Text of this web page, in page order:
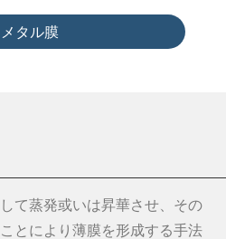
タル膜
て蒸発或いは昇華させ、その
とにより薄膜を形成する手法